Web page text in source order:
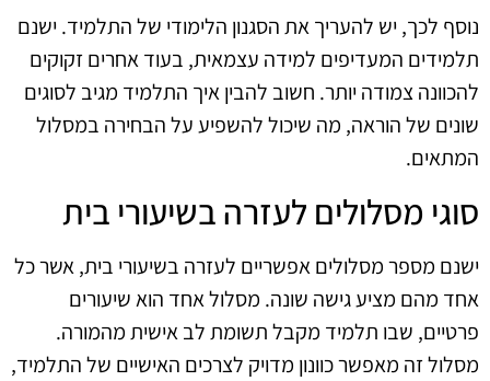
נוסף לכך, יש להעריך את הסגנון הלימודי של התלמיד. ישנם
תלמידים המעדיפים למידה עצמאית, בעוד אחרים זקוקים
להכוונה צמודה יותר. חשוב להבין איך התלמיד מגיב לסוגים
שונים של הוראה, מה שיכול להשפיע על הבחירה במסלול
המתאים.
סוגי מסלולים לעזרה בשיעורי בית
ישנם מספר מסלולים אפשריים לעזרה בשיעורי בית, אשר כל
אחד מהם מציע גישה שונה. מסלול אחד הוא שיעורים
פרטיים, שבו תלמיד מקבל תשומת לב אישית מהמורה.
מסלול זה מאפשר כוונון מדויק לצרכים האישיים של התלמיד,